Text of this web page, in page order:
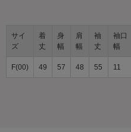
サイ
ズ
着
丈
身
幅
肩
幅
袖
丈
袖口
幅
F(00) 49 57 48 55 11